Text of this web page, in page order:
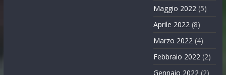
Maggio 2022 (5)
Aprile 2022 (8)
Marzo 2022 (4)
Febbraio 2022 (2)
Gennaio 2022 (2)